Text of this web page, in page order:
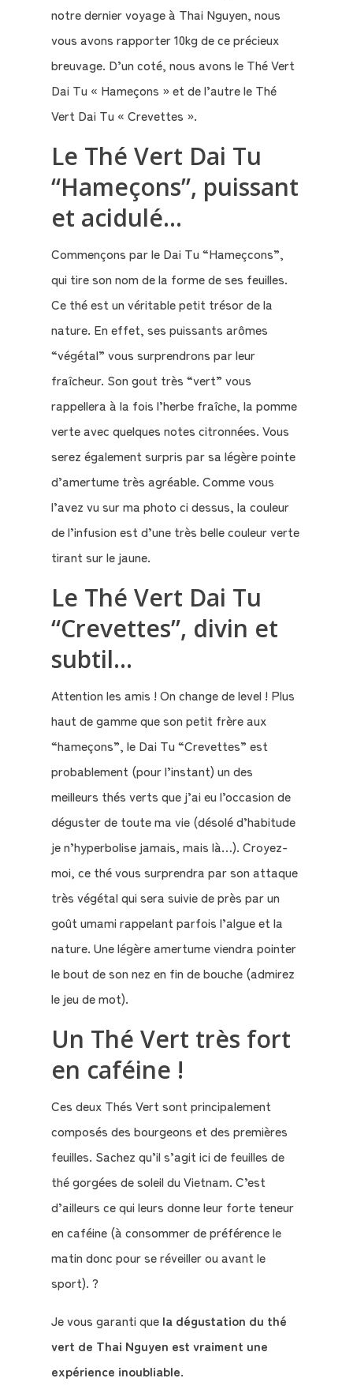
Qui
sommes-
nous
?
Témoignages
E-
books
Le
Blog
Contact
compte
Mon
Panier
notre dernier voyage à Thai Nguyen, nous
vous avons rapporter 10kg de ce précieux
breuvage. D’un coté, nous avons le Thé Vert
Dai Tu « Hameçons » et de l’autre le Thé
Vert Dai Tu « Crevettes ».
Le Thé Vert Dai Tu
“Hameçons”, puissant
et acidulé…
Commençons par le Dai Tu “Hameçcons”,
qui tire son nom de la forme de ses feuilles.
Ce thé est un véritable petit trésor de la
nature. En effet, ses puissants arômes
“végétal” vous surprendrons par leur
fraîcheur. Son gout très “vert” vous
rappellera à la fois l’herbe fraîche, la pomme
verte avec quelques notes citronnées. Vous
serez également surpris par sa légère pointe
d’amertume très agréable. Comme vous
l’avez vu sur ma photo ci dessus, la couleur
de l’infusion est d’une très belle couleur verte
tirant sur le jaune.
Le Thé Vert Dai Tu
“Crevettes”, divin et
subtil…
Attention les amis ! On change de level ! Plus
haut de gamme que son petit frère aux
“hameçons”, le Dai Tu “Crevettes” est
probablement (pour l’instant) un des
meilleurs thés verts que j’ai eu l’occasion de
déguster de toute ma vie (désolé d’habitude
je n’hyperbolise jamais, mais là…). Croyez-
moi, ce thé vous surprendra par son attaque
très végétal qui sera suivie de près par un
goût umami rappelant parfois l’algue et la
nature. Une légère amertume viendra pointer
le bout de son nez en fin de bouche (admirez
le jeu de mot).
Un Thé Vert très fort
en caféine !
Ces deux Thés Vert sont principalement
composés des bourgeons et des premières
feuilles. Sachez qu’il s’agit ici de feuilles de
thé gorgées de soleil du Vietnam. C’est
d’ailleurs ce qui leurs donne leur forte teneur
en caféine (à consommer de préférence le
matin donc pour se réveiller ou avant le
sport). ?
Je vous garanti quela dégustation du thé
vert de Thai Nguyen est vraiment une
expérience inoubliable.